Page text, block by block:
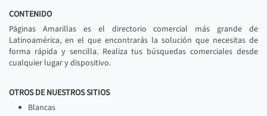
CONTENIDO
Páginas Amarillas es el directorio comercial más grande de
Latinoamérica, en el que encontrarás la solución que necesitas de
forma rápida y sencilla. Realiza tus búsquedas comerciales desde
cualquier lugar y dispositivo.
OTROS DE NUESTROS SITIOS
Blancas